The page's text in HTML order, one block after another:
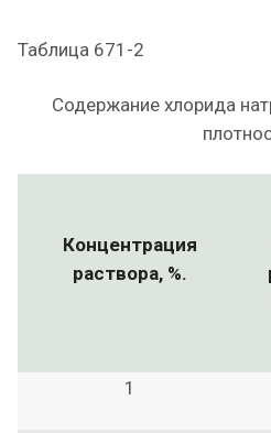
Таблица 671-2
Содержание хлорида
Концентрация
раствора, %.
1